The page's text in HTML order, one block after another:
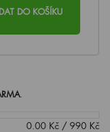
DO KOŠÍKU
.
0.00 Kč / 990 Kč